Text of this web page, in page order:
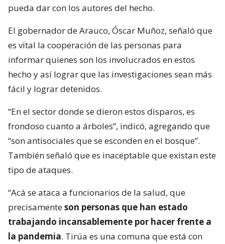
pueda dar con los autores del hecho.
El gobernador de Arauco, Óscar Muñoz, señaló que
es vital la cooperación de las personas para
informar quienes son los involucrados en estos
hecho y así lograr que las investigaciones sean más
fácil y lograr detenidos.
“En el sector donde se dieron estos disparos, es
frondoso cuanto a árboles”, indicó, agregando que
“son antisociales que se esconden en el bosque”.
También señaló que es inaceptable que existan este
tipo de ataques.
“Acá se ataca a funcionarios de la salud, que
precisamenteson personas que han estado
trabajando incansablemente por hacer frente a
la pandemia. Tirúa es una comuna que está con